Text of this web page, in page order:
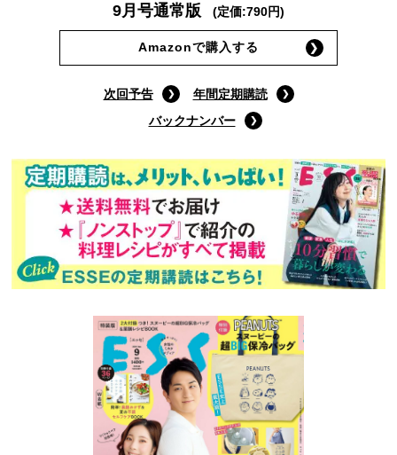
9月号通常版 (定価:790円)
Amazonで購入する
次回予告
年間定期購読
バックナンバー